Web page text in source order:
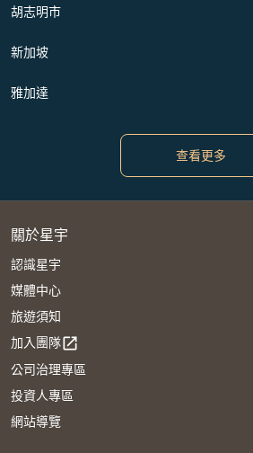
胡志明市
新加坡
雅加達
查看更多
關於星宇
認識星宇
媒體中心
旅遊須知
加入團隊open_in_new
公司治理專區
投資人專區
網站導覽